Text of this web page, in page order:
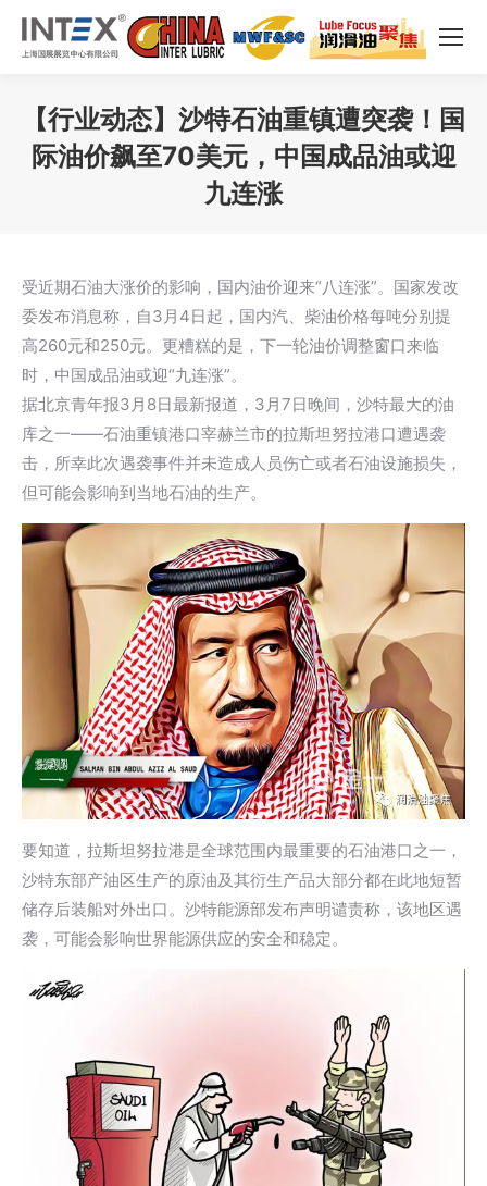
【行业动态】沙特石油重镇遭突袭！国
际油价飙至70美元，中国成品油或迎
九连涨
受近期石油大涨价的影响，国内油价迎来“八连涨”。国家发改
委发布消息称，自3月4日起，国内汽、柴油价格每吨分别提
高260元和250元。更糟糕的是，下一轮油价调整窗口来临
时，中国成品油或迎“九连涨”。
据北京青年报3月8日最新报道，3月7日晚间，沙特最大的油
库之一——石油重镇港口宰赫兰市的拉斯坦努拉港口遭遇袭
击，所幸此次遇袭事件并未造成人员伤亡或者石油设施损失，
但可能会影响到当地石油的生产。
要知道，拉斯坦努拉港是全球范围内最重要的石油港口之一，
沙特东部产油区生产的原油及其衍生产品大部分都在此地短暂
储存后装船对外出口。沙特能源部发布声明谴责称，该地区遇
袭，可能会影响世界能源供应的安全和稳定。